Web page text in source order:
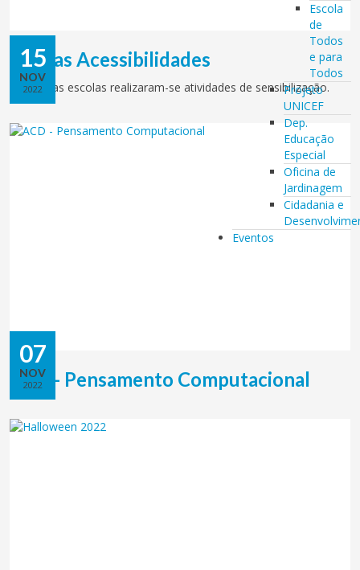
Escola
de
Todos
e para
Todos
Projeto
UNICEF
Dep.
Educação
Especial
Oficina de
Jardinagem
Cidadania e
Eventos
15
NOV
2022
Dia das Acessibilidades
Nas várias escolas realizaram-se atividades de sensibilização.
07
NOV
2022
ACD - Pensamento Computacional